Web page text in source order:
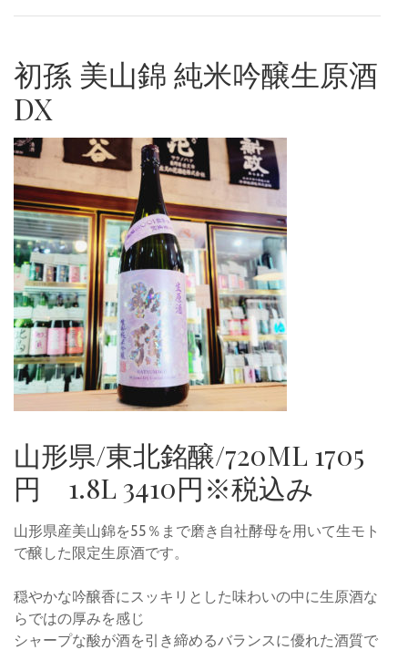
初孫 美山錦 純米吟醸生原酒
DX
山形県/東北銘醸/720ML 1705
円 1.8L 3410円※税込み
山形県産美山錦を55％まで磨き自社酵母を用いて生モト
で醸した限定生原酒です。
穏やかな吟醸香にスッキリとした味わいの中に生原酒な
らではの厚みを感じ
シャープな酸が酒を引き締めるバランスに優れた酒質で